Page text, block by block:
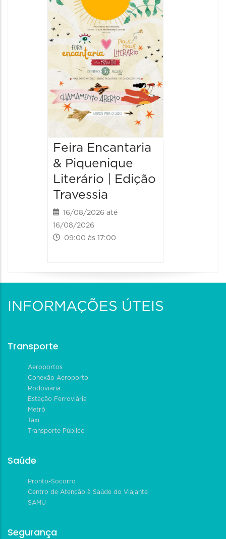
Feira Encantaria
& Piquenique
Literário | Edição
Travessia
16/08/2026 até
16/08/2026
09:00 às 17:00
INFORMAÇÕES ÚTEIS
Transporte
Aeroportos
Conexão Aeroporto
Rodoviária
Estação Ferroviária
Metrô
Táxi
Transporte Público
Saúde
Pronto-Socorro
Centro de Atenção à Saúde do Viajante
SAMU
Segurança